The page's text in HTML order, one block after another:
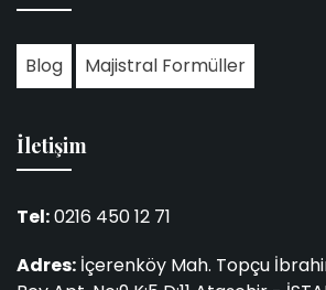
Blog Majistral Formüller
İletişim
Tel:0216 450 12 71
Adres: İçerenköy Mah. Topçu